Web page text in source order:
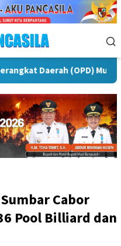
Plt Bupati Rejang Lebong:
Cabor
Pool Billiard dan